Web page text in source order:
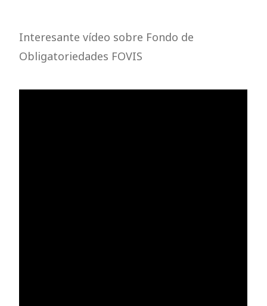
Interesante vídeo sobre Fondo de
Obligatoriedades FOVIS